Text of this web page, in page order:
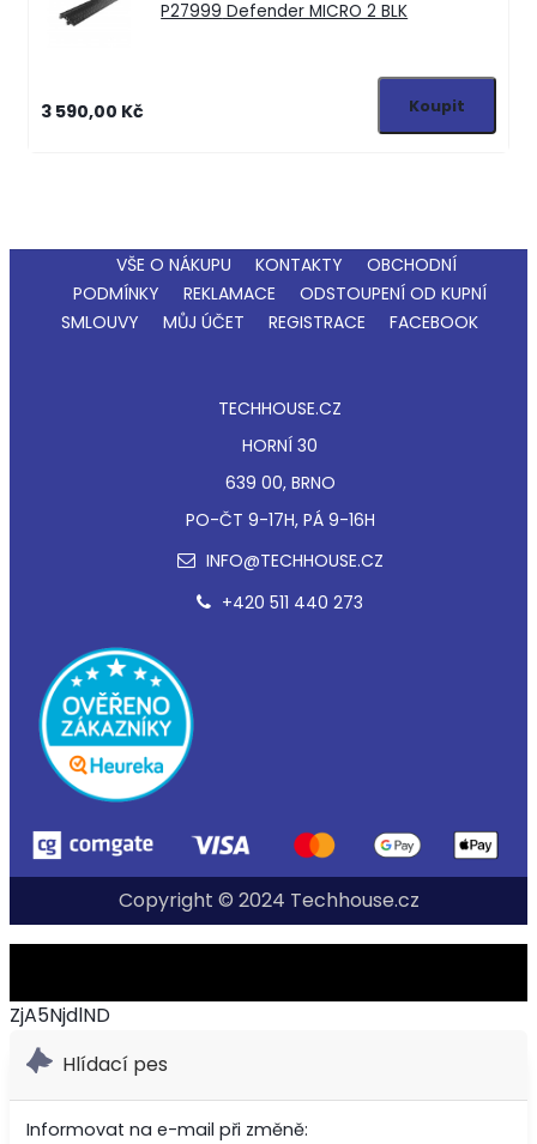
P27999 Defender MICRO 2 BLK
3 590,00 Kč
VŠE O NÁKUPU KONTAKTY
OBCHODNÍ
PODMÍNKY
REKLAMACE
ODSTOUPENÍ OD KUPNÍ
SMLOUVY
MŮJ ÚČET REGISTRACE FACEBOOK
TECHHOUSE.CZ
HORNÍ 30
639 00, BRNO
PO-ČT 9-17H, PÁ 9-16H
INFO@TECHHOUSE.CZ
+420 511 440 273
Copyright © 2024 Techhouse.cz
ZjA5NjdlND
Hlídací pes
Informovat na e-mail při změně: